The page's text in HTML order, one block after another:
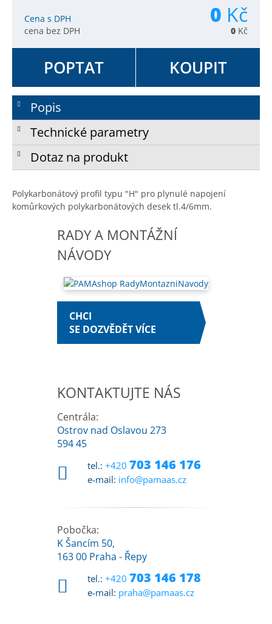
Cena s DPH 0 Kč
cena bez DPH 0 Kč
POPTAT KOUPIT
Popis
Technické parametry
Dotaz na produkt
Polykarbonátový profil typu "H" pro plynulé napojení
komůrkových polykarbonátových desek tl.4/6mm.
RADY A MONTÁŽNÍ
NÁVODY
CHCI
SE DOZVĚDĚT VÍCE
KONTAKTUJTE NÁS
Centrála:
Ostrov nad Oslavou 273
594 45
tel.: +420 703 146 176
e-mail: info@pamaas.cz
Pobočka:
K Šancím 50,
163 00 Praha - Řepy
tel.: +420 703 146 178
e-mail: praha@pamaas.cz